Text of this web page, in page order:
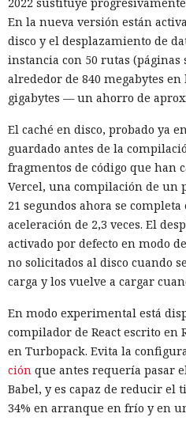
2022 sustituye
En la nueva versión están
disco y el desplazamiento de
instancia con 50 rutas (páginas
alrededor de 840 megabytes
gigabytes — un ahorro de
El caché en disco, probado ya
guardado antes de la
fragmentos de código que han
Vercel, una compilación de un
21 segundos ahora se
aceleración de 2,3 veces. El
activado por defecto en modo
no solicitados al disco cuando
carga y los vuelve a cargar
En modo experimental está
compilador de React escrito en
en Turbopack. Evita la
ción que antes requería pasar
Babel, y es capaz de reducir el
34% en arranque en frío y en